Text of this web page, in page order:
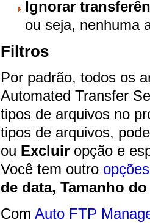
Ignorar
ou seja, nenhuma
Filtros
Por padrão, todos os
Automated Transfer
tipos de arquivos no
tipos de arquivos,
ou Excluir opção e
Você tem outro
de data, Tamanho
Com Auto FTP